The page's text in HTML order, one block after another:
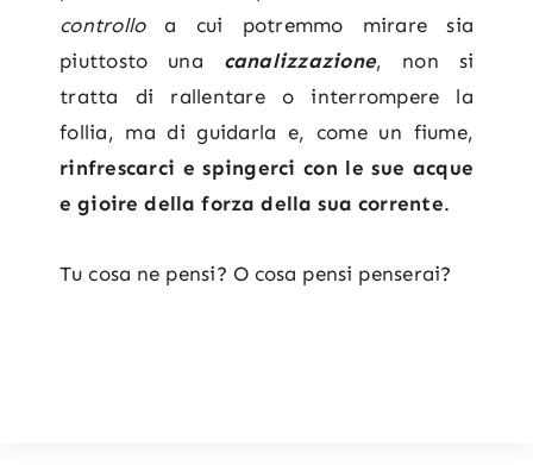
controlloa cui potremmo mirare sia
piuttosto una canalizzazione, non si
tratta di rallentare o interrompere la
follia, ma di guidarla e, come un fiume,
rinfrescarci e spingerci con le sue acque
e gioire della forza della sua corrente.
Tu cosa ne pensi? O cosa pensi penserai?